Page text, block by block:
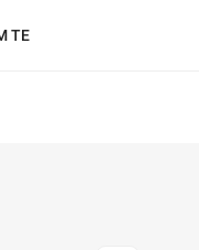
TE